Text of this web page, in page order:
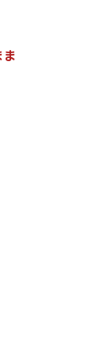
ま